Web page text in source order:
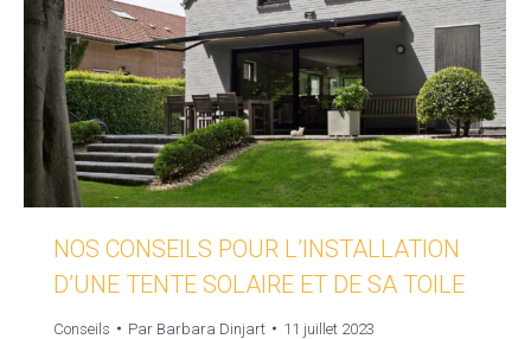
NOS CONSEILS POUR L’INSTALLATION
D’UNE TENTE SOLAIRE ET DE SA TOILE
Conseils Par Barbara Dinjart 11 juillet 2023